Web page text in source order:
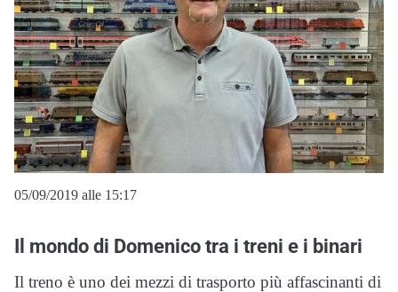
05/09/2019 alle 15:17
Il mondo di Domenico tra i treni e i binari
Il treno è uno dei mezzi di trasporto più affascinanti di